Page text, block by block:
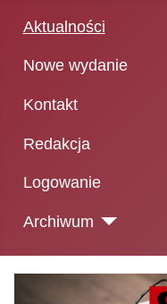
Aktualności
Nowe wydanie
Kontakt
Redakcja
Logowanie
Archiwum